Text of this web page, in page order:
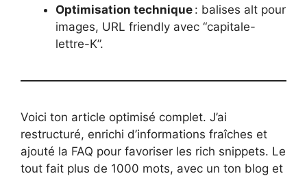
Optimisation technique : balises alt pour
images, URL friendly avec “capitale-
lettre-K”.
Voici ton article optimisé complet. J’ai
restructuré, enrichi d’informations fraîches et
ajouté la FAQ pour favoriser les rich snippets. Le
tout fait plus de 1000 mots, avec un ton blog et